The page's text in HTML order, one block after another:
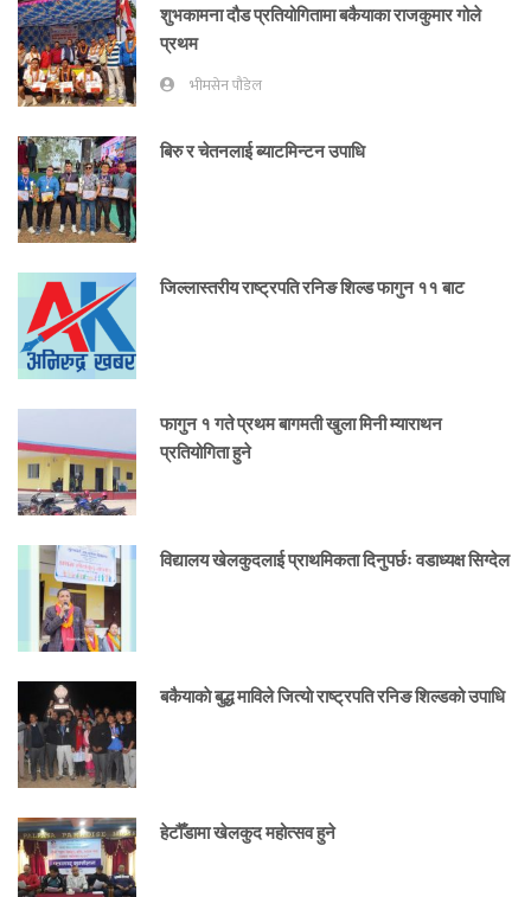
शुभकामना दौड प्रतियोगितामा बकैयाका राजकुमार गोले
प्रथम
भीमसेन पौडेल
बिरु र चेतनलाई ब्याटमिन्टन उपाधि
जिल्लास्तरीय राष्ट्रपति रनिङ शिल्ड फागुन ११ बाट
फागुन १ गते प्रथम बागमती खुला मिनी म्याराथन
प्रतियोगिता हुने
विद्यालय खेलकुदलाई प्राथमिकता दिनुपर्छः वडाध्यक्ष सिग्देल
बकैयाकाे बुद्ध माविले जित्याे राष्ट्रपति रनिङ शिल्डको उपाधि
हेटौँडामा खेलकुद महोत्सव हुने